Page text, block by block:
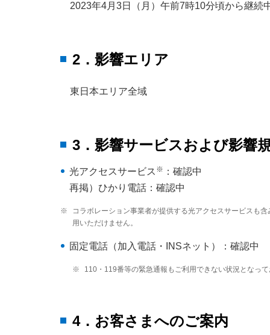
2023年4月3日（月）午前7時10分頃から継続
2．影響エリア
東日本エリア全域
3．影響サービスおよび影響
光アクセスサービス ※ ：確認中
再掲）ひかり電話：確認中
※
コラボレーション事業者が提供する光アクセスサービスも
用いただけません。
固定電話（加入電話・INSネット）：確認中
※ 110・119番等の緊急通報もご利用できない状況となっ
4．お客さまへのご案内